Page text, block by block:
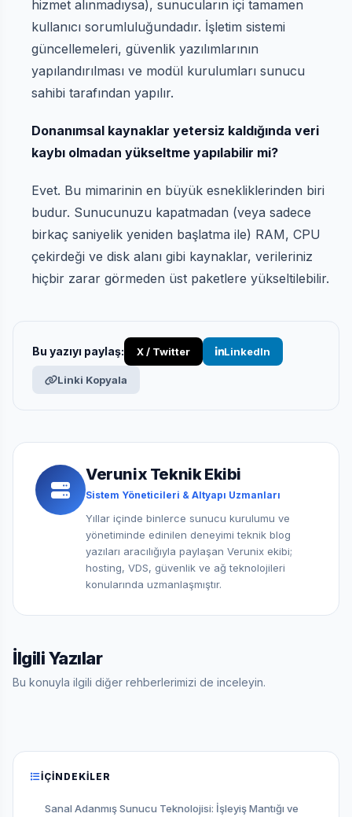
hizmet alınmadıysa), sunucuların içi tamamen
kullanıcı sorumluluğundadır. İşletim sistemi
güncellemeleri, güvenlik yazılımlarının
yapılandırılması ve modül kurulumları sunucu
sahibi tarafından yapılır.
Donanımsal kaynaklar yetersiz kaldığında veri
kaybı olmadan yükseltme yapılabilir mi?
Evet. Bu mimarinin en büyük esnekliklerinden biri
budur. Sunucunuzu kapatmadan (veya sadece
birkaç saniyelik yeniden başlatma ile) RAM, CPU
çekirdeği ve disk alanı gibi kaynaklar, verileriniz
hiçbir zarar görmeden üst paketlere yükseltilebilir.
Bu yazıyı paylaş: X / Twitter LinkedIn
Linki Kopyala
Verunix Teknik Ekibi
Sistem Yöneticileri & Altyapı Uzmanları
Yıllar içinde binlerce sunucu kurulumu ve
yönetiminde edinilen deneyimi teknik blog
yazıları aracılığıyla paylaşan Verunix ekibi;
hosting, VDS, güvenlik ve ağ teknolojileri
konularında uzmanlaşmıştır.
İlgili Yazılar
Bu konuyla ilgili diğer rehberlerimizi de inceleyin.
İÇINDEKILER
Sanal Adanmış Sunucu Teknolojisi: İşleyiş Mantığı ve